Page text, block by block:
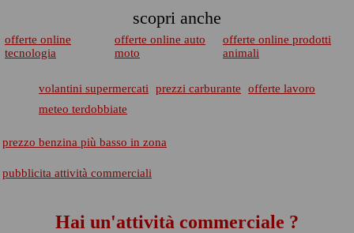
scopri anche
offerte online
tecnologia
offerte online auto
moto
offerte online prodotti
animali
volantini supermercati prezzi carburante
offerte lavoro
meteo terdobbiate
prezzo benzina più basso in zona
pubblicita attività commerciali
Hai un'attività commerciale ?